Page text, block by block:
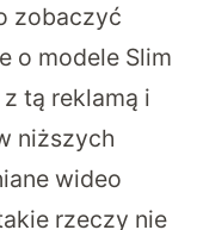
zobaczyć
o modele Slim
tą reklamą i
niższych
wideo
rzeczy nie